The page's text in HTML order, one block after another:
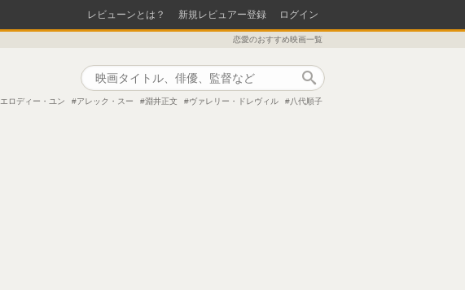
レビューンとは？ 新規レビュアー登録 ログイン
恋愛のおすすめ映画一覧
エロディー・ユン アレック・スー 淵井正文 ヴァレリー・ドレヴィル 八代順子